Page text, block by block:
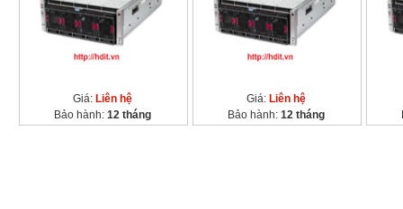
Giá: Liên hệ
Bảo hành:12 tháng
Giá: Liên hệ
Bảo hành:12 tháng